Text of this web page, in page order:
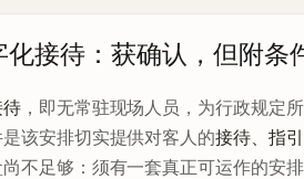
化接待：获确认，但附条
，即无常驻现场人员，为行政规定
该安排切实提供对客人的接待、指
不足够：须有一套真正可运作的安